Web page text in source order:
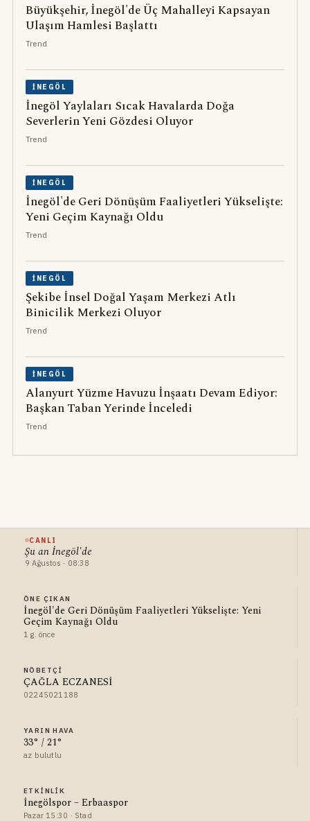
Büyükşehir, İnegöl'de Üç Mahalleyi Kapsayan
Ulaşım Hamlesi Başlattı
Trend
İNEGÖL
İnegöl Yaylaları Sıcak Havalarda Doğa
Severlerin Yeni Gözdesi Oluyor
Trend
İNEGÖL
İnegöl'de Geri Dönüşüm Faaliyetleri Yükselişte:
Yeni Geçim Kaynağı Oldu
Trend
İNEGÖL
Şekibe İnsel Doğal Yaşam Merkezi Atlı
Binicilik Merkezi Oluyor
Trend
İNEGÖL
Alanyurt Yüzme Havuzu İnşaatı Devam Ediyor:
Başkan Taban Yerinde İnceledi
Trend
CANLI
Şu an İnegöl'de
9 Ağustos · 08:38
ÖNE ÇIKAN
İnegöl'de Geri Dönüşüm Faaliyetleri Yükselişte: Yeni
Geçim Kaynağı Oldu
1 g. önce
NÖBETÇI
ÇAĞLA ECZANESİ
02245021188
YARIN HAVA
33° / 21°
az bulutlu
ETKINLIK
İnegölspor – Erbaaspor
Pazar 15:30 · Stad